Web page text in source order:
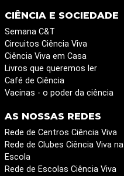
CIÊNCIA E SOCIEDADE
Semana C&T
Circuitos Ciência Viva
Ciência Viva em Casa
Livros que queremos ler
Café de Ciência
Vacinas - o poder da ciência
AS NOSSAS REDES
Rede de Centros Ciência Viva
Rede de Clubes Ciência Viva na
Escola
Rede de Escolas Ciência Viva